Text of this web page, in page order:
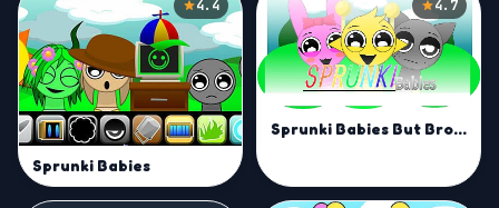
4.4
Sprunki Babies
4.7
Sprunki Babies But Broken Mod